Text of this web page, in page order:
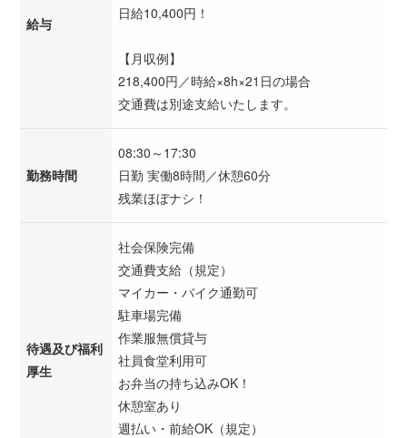
給与
日給10,400円！
【月収例】
218,400円／時給×8h×21日の場合
交通費は別途支給いたします。
勤務時間
08:30～17:30
日勤 実働8時間／休憩60分
残業ほぼナシ！
待遇及び福利
厚生
社会保険完備
交通費支給（規定）
マイカー・バイク通勤可
駐車場完備
作業服無償貸与
社員食堂利用可
お弁当の持ち込みOK！
休憩室あり
週払い・前給OK（規定）